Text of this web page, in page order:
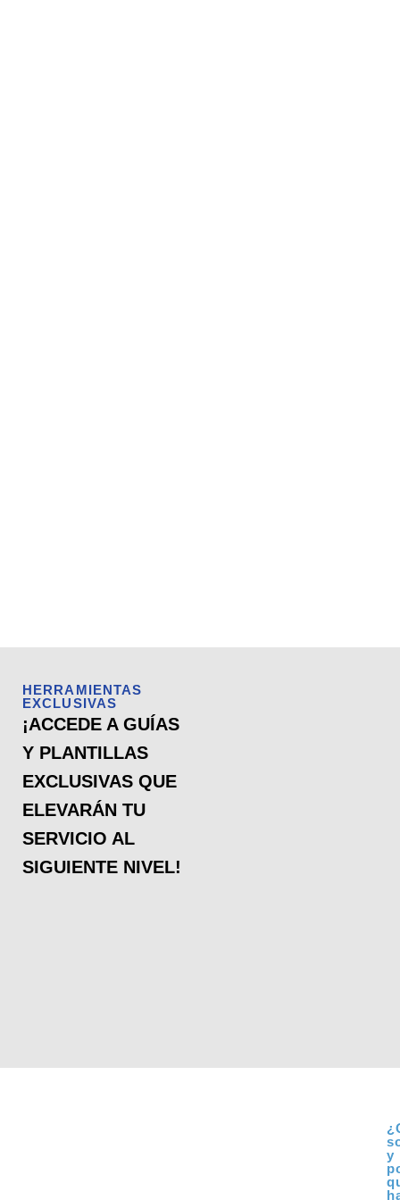
HERRAMIENTAS
EXCLUSIVAS
¡ACCEDE A GUÍAS
Y PLANTILLAS
EXCLUSIVAS QUE
ELEVARÁN TU
SERVICIO AL
SIGUIENTE NIVEL!
y